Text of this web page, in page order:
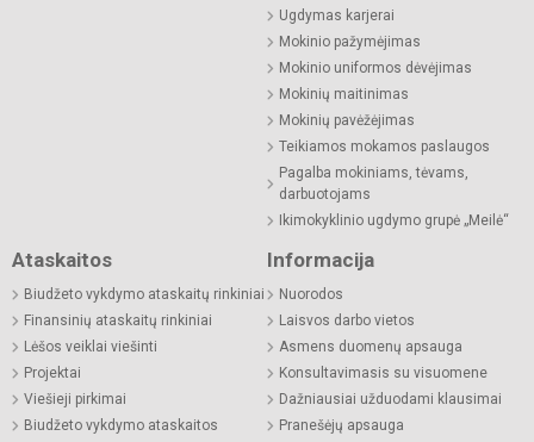
Ugdymas karjerai
Mokinio pažymėjimas
Mokinio uniformos dėvėjimas
Mokinių maitinimas
Mokinių pavėžėjimas
Teikiamos mokamos paslaugos
Pagalba mokiniams, tėvams,
darbuotojams
Ikimokyklinio ugdymo grupė „Meilė“
Ataskaitos
Biudžeto vykdymo ataskaitų rinkiniai
Finansinių ataskaitų rinkiniai
Lėšos veiklai viešinti
Projektai
Viešieji pirkimai
Biudžeto vykdymo ataskaitos
Informacija
Nuorodos
Laisvos darbo vietos
Asmens duomenų apsauga
Konsultavimasis su visuomene
Dažniausiai užduodami klausimai
Pranešėjų apsauga